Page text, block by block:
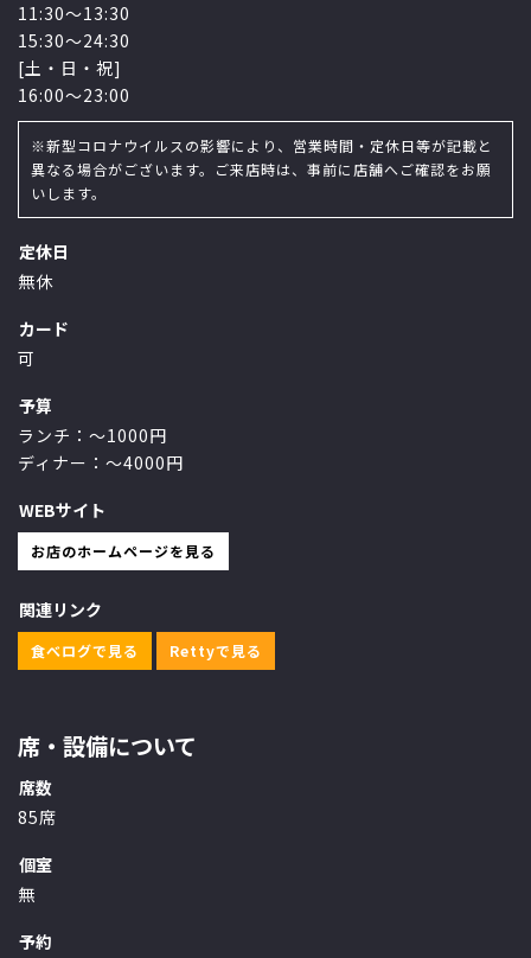
11:30〜13:30
15:30〜24:30
[土・日・祝]
16:00〜23:00
※新型コロナウイルスの影響により、営業時間・定休日等が記載と
異なる場合がございます。ご来店時は、事前に店舗へご確認をお願
いします。
定休日
無休
カード
可
予算
ランチ：～1000円
ディナー：～4000円
WEBサイト
お店のホームページを見る
関連リンク
食べログで見る Rettyで見る
席・設備について
席数
85席
個室
無
予約